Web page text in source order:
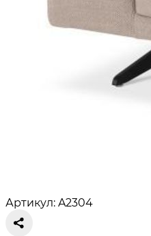
Артикул: A2304